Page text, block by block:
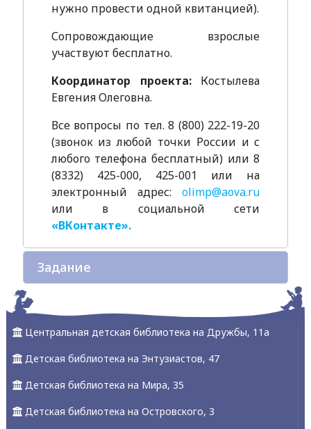
нужно провести одной квитанцией).
Сопровождающие взрослые
участвуют бесплатно.
Координатор проекта:Костылева
Евгения Олеговна.
Все вопросы по тел. 8 (800) 222-19-20
(звонок из любой точки России и с
любого телефона бесплатный) или 8
(8332) 425-000, 425-001 или на
электронный адрес:olimp@aova.ru
или в социальной сети
«ВКонтакте».
Задание
Центральная детская библиотека на Дружбы, 11а
Детская библиотека на Энтузиастов, 47
Детская библиотека на Мира, 35
Детская библиотека на Островского, 3